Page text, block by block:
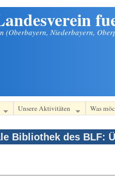
(Oberbayern, Niederbayern,
Unsere Aktivitäten Was
Bibliothek des BLF: